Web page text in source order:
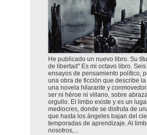
He publicado un nuevo libro. Su
de libertad" Es mi octavo libro.
ensayos de pensamiento político,
una obra de ficción que describe
una novela hilarante y
ser ni héroe ni villano, sobre
orgullo. El limbo existe y es un
mediocres, donde se disfruta de
que hasta los ángeles bajan del
temporadas de aprendizaje. Al
nosotros,...